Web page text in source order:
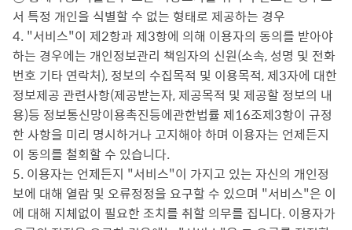
서 특정 개인을 식별할 수 없는 형태로 제공하는 경우
4. "서비스"이 제2항과 제3항에 의해 이용자의 동의를 받아야
하는 경우에는 개인정보관리 책임자의 신원(소속, 성명 및 전화
번호 기타 연락처), 정보의 수집목적 및 이용목적, 제3자에 대한
정보제공 관련사항(제공받는자, 제공목적 및 제공할 정보의 내
용)등 정보통신망이용촉진등에관한법률 제16조제3항이 규정
한 사항을 미리 명시하거나 고지해야 하며 이용자는 언제든지
이 동의를 철회할 수 있습니다.
5. 이용자는 언제든지 "서비스"이 가지고 있는 자신의 개인정
보에 대해 열람 및 오류정정을 요구할 수 있으며 "서비스"은 이
에 대해 지체없이 필요한 조치를 취할 의무를 집니다. 이용자가